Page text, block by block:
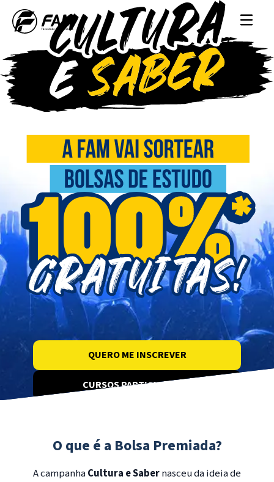
QUERO ME INSCREVER
CURSOS PARTICIPANTES
O que é a Bolsa Premiada?
A campanhaCultura e Sabernasceu da ideia de